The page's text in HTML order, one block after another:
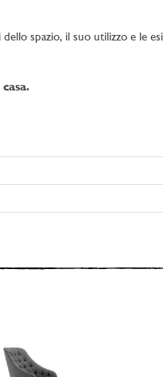
spazio, il suo utilizzo e le